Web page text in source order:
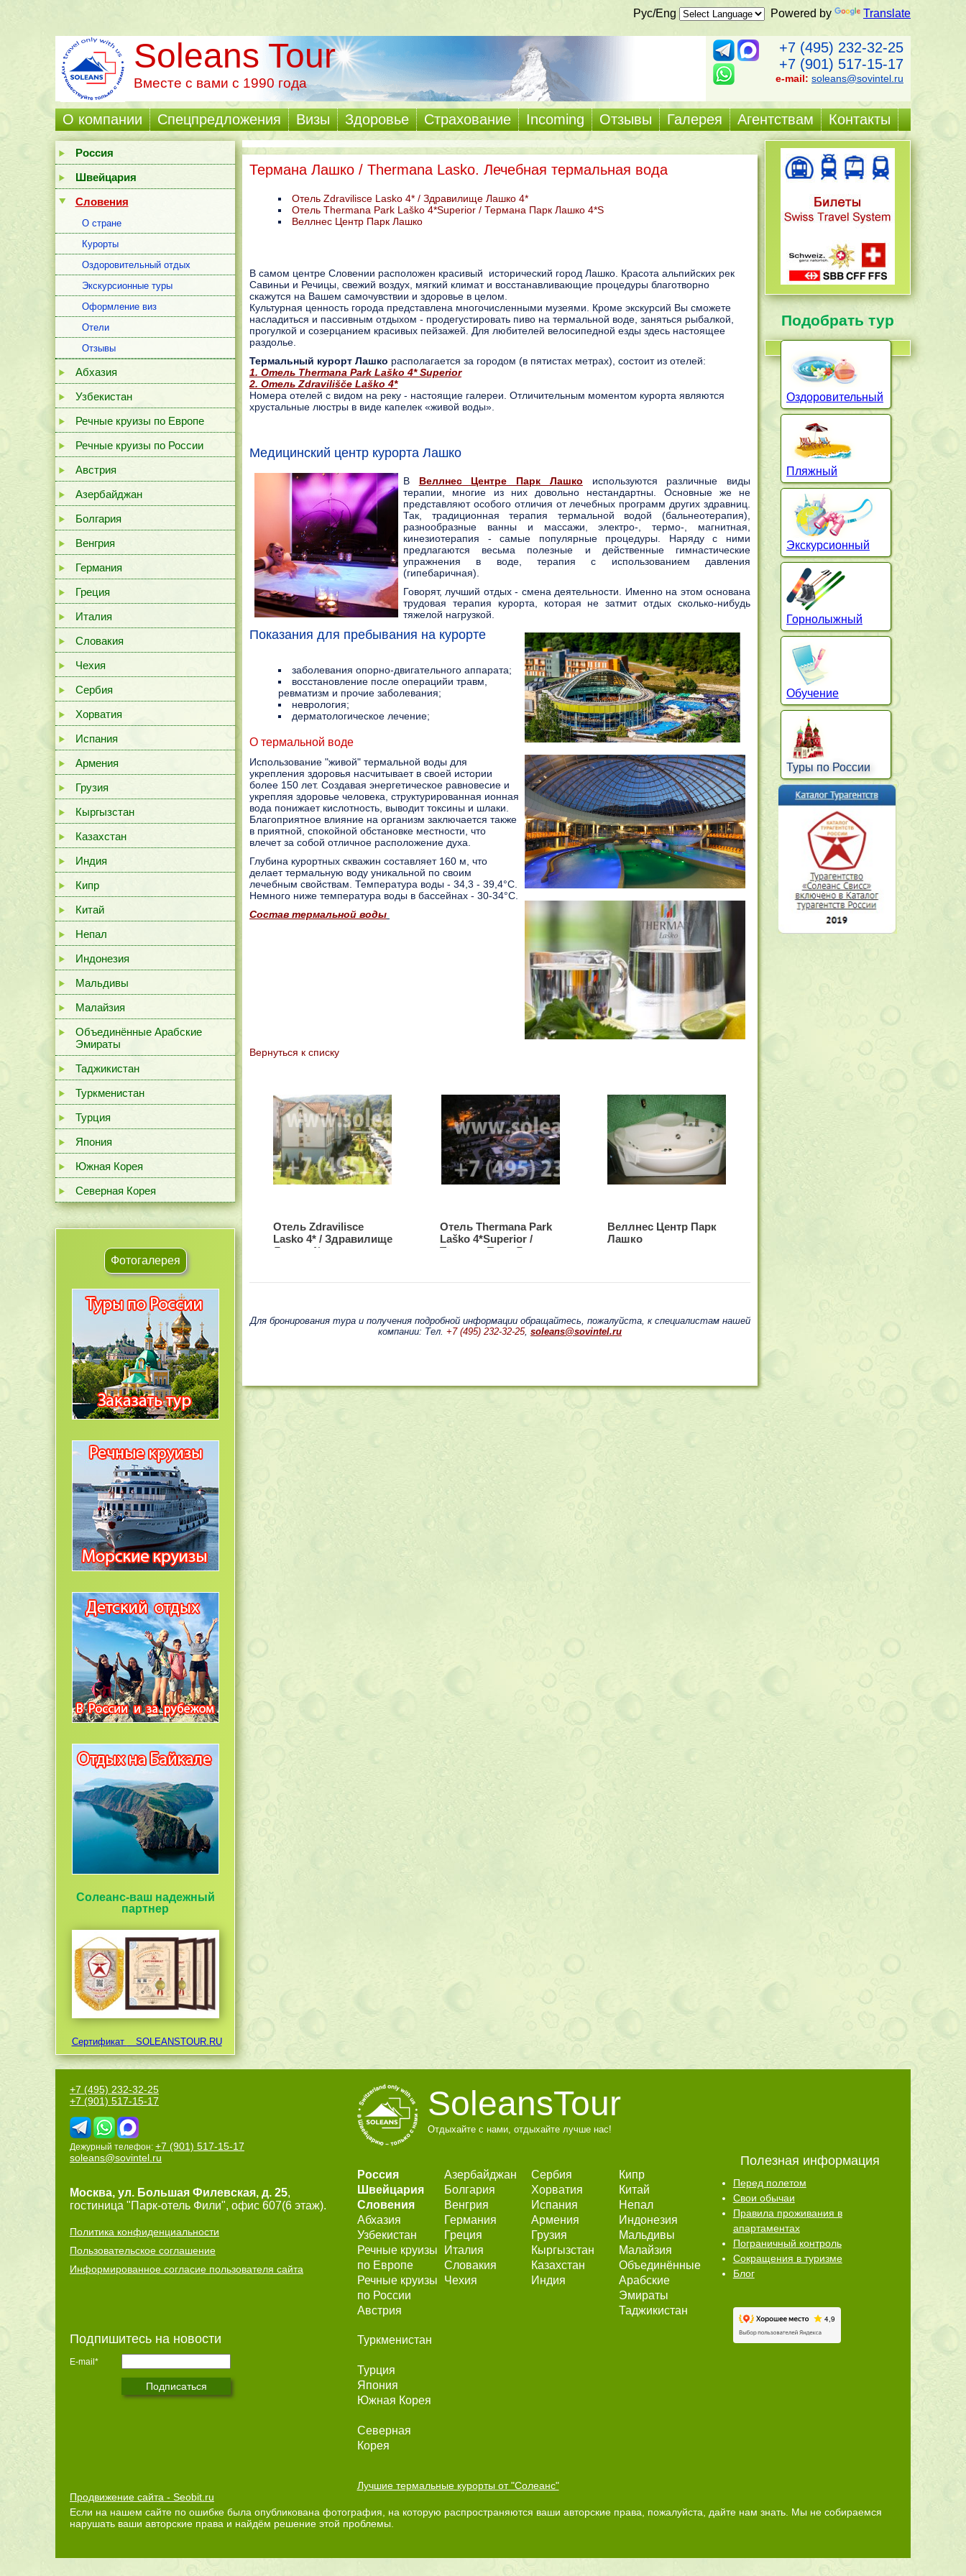
Рус/Eng Powered by Translate
Soleans Tour
Вместе с вами с 1990 года
+7 (495) 232-32-25
+7 (901) 517-15-17
e-mail: soleans@sovintel.ru
О компании Cпецпредложения Визы Здоровье Страхование Incoming Отзывы Галерея Агентствам Контакты
Россия
Швейцария
Словения
О стране
Курорты
Оздоровительный отдых
Экскурсионные туры
Оформление виз
Отели
Отзывы
Абхазия
Узбекистан
Речные круизы по Европе
Речные круизы по России
Австрия
Азербайджан
Болгария
Венгрия
Германия
Греция
Италия
Словакия
Чехия
Сербия
Хорватия
Испания
Армения
Грузия
Кыргызстан
Казахстан
Индия
Кипр
Китай
Непал
Индонезия
Мальдивы
Малайзия
Объединённые Арабские
Эмираты
Таджикистан
Туркменистан
Турция
Япония
Южная Корея
Северная Корея
Фотогалерея
Солеанс-ваш надежный
партнер
Сертификат SOLEANSTOUR.RU
Термана Лашко / Thermana Lasko. Лечебная термальная вода
Отель Zdravilisce Lasko 4* / Здравилище Лашко 4*
Отeль Thermana Park Laško 4*Superior / Термана Парк Лашко 4*S
Веллнес Центр Парк Лашко
В самом центре Словении расположен красивый исторический город Лашко. Красота альпийских рек
Савиньи и Речицы, свежий воздух, мягкий климат и восстанавливающие процедуры благотворно
скажутся на Вашем самочувствии и здоровье в целом.
Культурная ценность города представлена многочисленными музеями. Кроме экскурсий Вы сможете
насладиться и пассивным отдыхом - продегустировать пиво на термальной воде, заняться рыбалкой,
прогулкой и созерцанием красивых пейзажей. Для любителей велосипедной езды здесь настоящее
раздолье.
Термальный курорт Лашко располагается за городом (в пятистах метрах), состоит из отелей:
1. Отель Thermana Park Laško 4* Superior
2. Отель Zdravilišče Laško 4*
Номера отелей с видом на реку - настоящие галереи. Отличительным моментом курорта являются
хрустальные люстры в виде капелек «живой воды».
Медицинский центр курорта Лашко
В Веллнес Центре Парк Лашко используются различные виды
терапии, многие из них довольно нестандартны. Основные же не
представляют особого отличия от лечебных программ других здравниц.
Так, традиционная терапия термальной водой (бальнеотерапия),
разнообразные ванны и массажи, электро-, термо-, магнитная,
кинезиотерапия - самые популярные процедуры. Наряду с ними
предлагаются весьма полезные и действенные гимнастические
упражнения в воде, терапия с использованием давления
(гипебаричная).
Говорят, лучший отдых - смена деятельности. Именно на этом основана
трудовая терапия курорта, которая не затмит отдых сколько-нибудь
тяжелой нагрузкой.
Показания для пребывания на курорте
заболевания опорно-двигательного аппарата;
восстановление после операцийи травм,
ревматизм и прочие заболевания;
неврология;
дерматологическое лечение;
О термальной воде
Использование "живой" термальной воды для
укрепления здоровья насчитывает в своей истории
более 150 лет. Создавая энергетическое равновесие и
укрепляя здоровье человека, структурированная ионная
вода понижает кислотность, выводит токсины и шлаки.
Благоприятное влияние на организм заключается также
в приятной, спокойной обстановке местности, что
влечет за собой отличное расположение духа.
Глубина курортных скважин составляет 160 м, что
делает термальную воду уникальной по своим
лечебным свойствам. Температура воды - 34,3 - 39,4°C.
Немного ниже температура воды в бассейнах - 30-34°C.
Состав термальной воды
Вернутьcя к списку
Отель Zdravilisce
Lasko 4* / Здравилище
Лашко 4*
Отeль Thermana Park
Laško 4*Superior /
Термана Парк Лашко
Веллнес Центр Парк
Лашко
Для бронирования тура и получения подробной информации обращайтесь, пожалуйста, к специалистам нашей
компании: Тел. +7 (495) 232-32-25, soleans@sovintel.ru
Подобрать тур
Оздоровительный
Пляжный
Экскурсионный
Горнолыжный
Обучение
Туры по России
+7 (495) 232-32-25
+7 (901) 517-15-17
Дежурный телефон: +7 (901) 517-15-17
soleans@sovintel.ru
Москва, ул. Большая Филевская, д. 25,
гостиница "Парк-отель Фили", офис 607(6 этаж).
Политика конфиденциальности
Пользовательское соглашение
Информированное согласие пользователя сайта
Подпишитесь на новости
E-mail*
SoleansTour
Отдыхайте с нами, отдыхайте лучше нас!
Россия
Швейцария
Словения
Абхазия
Узбекистан
Речные круизы
по Европе
Речные круизы
по России
Австрия
Азербайджан
Болгария
Венгрия
Германия
Греция
Италия
Словакия
Чехия
Сербия
Хорватия
Испания
Армения
Грузия
Кыргызстан
Казахстан
Индия
Кипр
Китай
Непал
Индонезия
Мальдивы
Малайзия
Объединённые
Арабские
Эмираты
Таджикистан
Туркменистан
Турция
Япония
Южная Корея
Северная
Корея
Лучшие термальные курорты от "Солеанс"
Полезная информация
Перед полетом
Свои обычаи
Правила проживания в
апартаментах
Пограничный контроль
Сокращения в туризме
Блог
Продвижение сайта - Seobit.ru
Если на нашем сайте по ошибке была опубликована фотография, на которую распространяются ваши авторские права, пожалуйста, дайте нам знать. Мы не собираемся
нарушать ваши авторские права и найдём решение этой проблемы.